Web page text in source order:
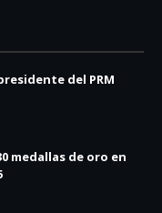
del PRM
medallas de oro en